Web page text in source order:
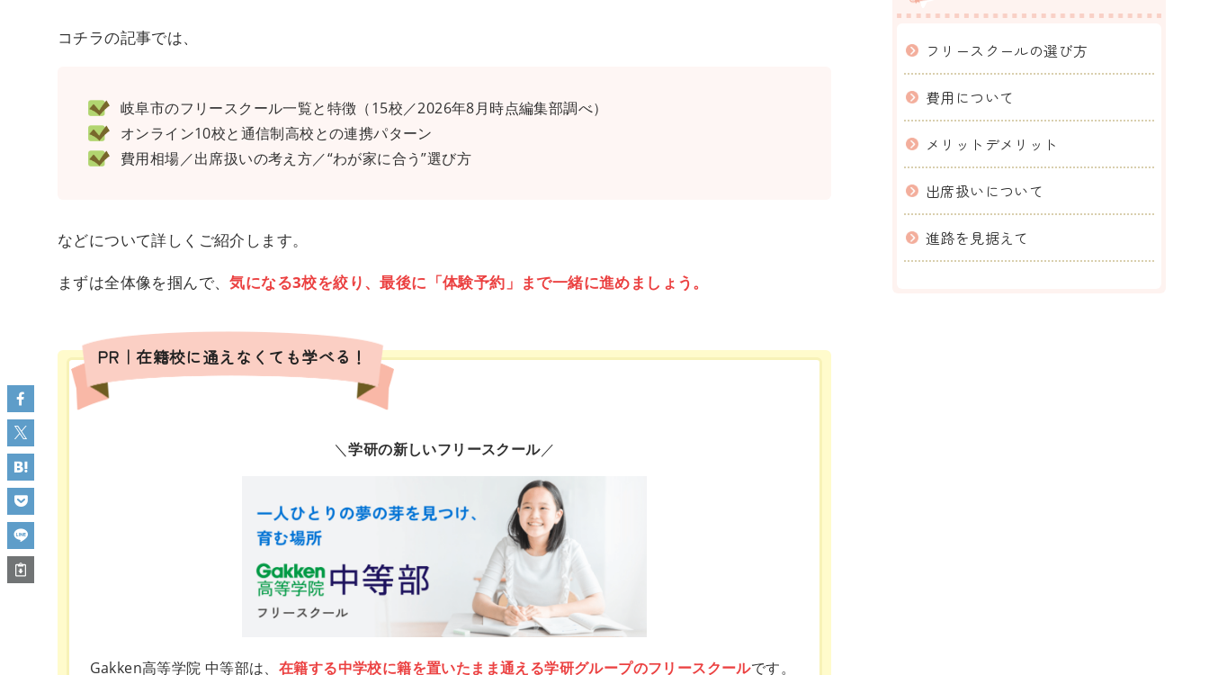
コチラの記事では、
岐阜市のフリースクール一覧と特徴（15校／2026年8月時点編集部調べ）
オンライン10校と通信制高校との連携パターン
費用相場／出席扱いの考え方／“わが家に合う”選び方
などについて詳しくご紹介します。
まずは全体像を掴んで、気になる3校を絞り、最後に「体験予約」まで一緒に進めましょう。
PR｜在籍校に通えなくても学べる！
＼学研の新しいフリースクール／
Gakken高等学院 中等部は、 在籍する中学校に籍を置いたまま通える学研グループのフリースクールです。
フリースクールの選び方
費用について
メリットデメリット
出席扱いについて
進路を見据えて